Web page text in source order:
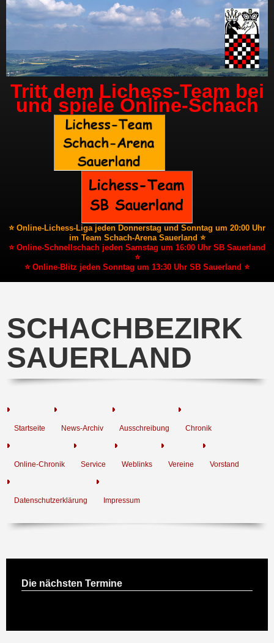
Tritt dem Lichess-Team bei
und spiele Online-Schach
⭐ Online-Lichess-Liga jeden Donnerstag und Sonntag um 20:00 Uhr
im Team Schach-Arena Sauerland ⭐
⭐ Online-Schnellschach jeden Samstag um 16:00 Uhr SB Sauerland
⭐
⭐ Online-Blitz jeden Sonntag um 13:30 Uhr SB Sauerland ⭐
SCHACHBEZIRK
SAUERLAND
Startseite News-Archiv Ausschreibung Chronik
Online-Chronik Service Weblinks Vereine Vorstand
Datenschutzerklärung Impressum
Die nächsten Termine